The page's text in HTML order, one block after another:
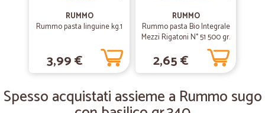
buon servizio
seri e rapidi
RUMMO
Rummo pasta linguine kg.1
3,99 €
RUMMO
Rummo pasta Bio Integrale
Mezzi Rigatoni N° 51 500 gr.
2,65 €
Spesso acquistati assieme a Rummo sugo